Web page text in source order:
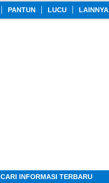
PANTUN LUCU LAINNYA
CARI INFORMASI TERBARU